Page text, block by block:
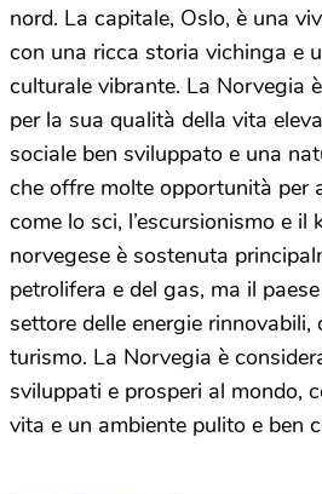
nord. La capitale, Oslo, è una
con una ricca storia vichinga e
culturale vibrante. La Norvegia
per la sua qualità della vita
sociale ben sviluppato e una
che offre molte opportunità per
come lo sci, l’escursionismo e il
norvegese è sostenuta
petrolifera e del gas, ma il
settore delle energie rinnovabili,
turismo. La Norvegia è
sviluppati e prosperi al mondo,
vita e un ambiente pulito e ben